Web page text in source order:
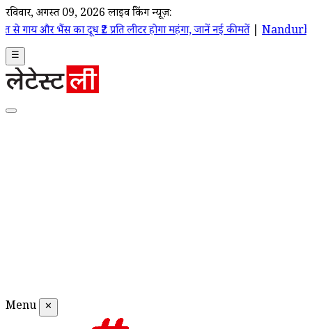
रविवार, अगस्त 09, 2026 लाइव ब्रेकिंग न्यूज़:
₹2 प्रति लीटर होगा महंगा, जानें नई कीमतें|Nandurbar Crime News:
☰
Menu ✕